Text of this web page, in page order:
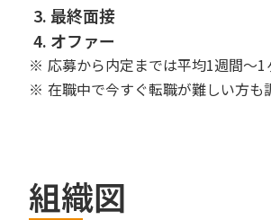
3. 最終面接
4. オファー
※ 応募から内定までは平均1週間〜1
※ 在職中で今すぐ転職が難しい方も
組織図